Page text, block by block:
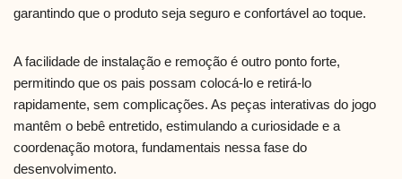
garantindo que o produto seja seguro e confortável ao toque.
A facilidade de instalação e remoção é outro ponto forte,
permitindo que os pais possam colocá-lo e retirá-lo
rapidamente, sem complicações. As peças interativas do jogo
mantêm o bebê entretido, estimulando a curiosidade e a
coordenação motora, fundamentais nessa fase do
desenvolvimento.